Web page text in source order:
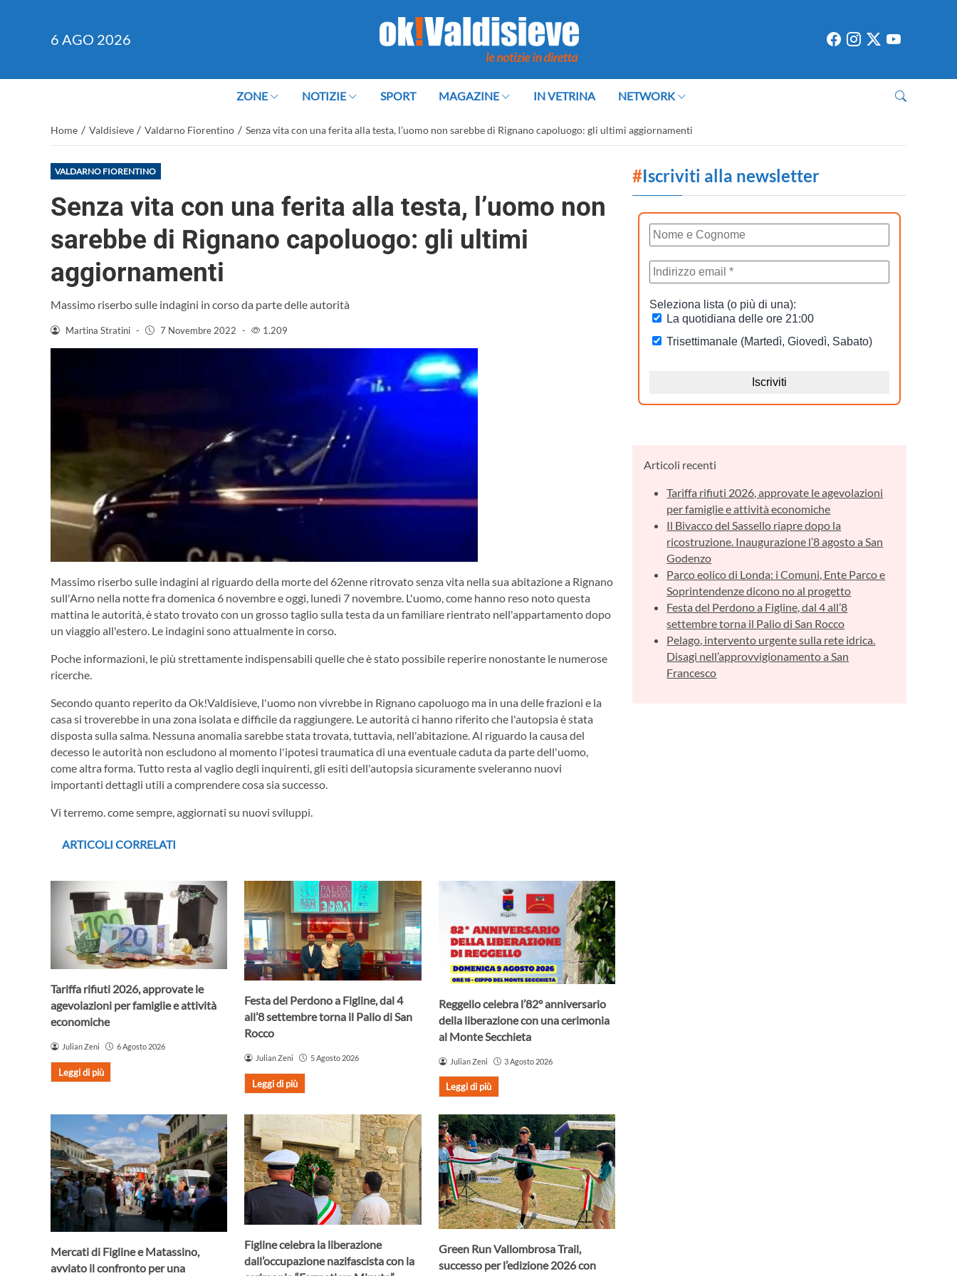
6 AGO 2026
ZONE NOTIZIE SPORT MAGAZINE IN VETRINA NETWORK
Home / Valdisieve / Valdarno Fiorentino / Senza vita con una ferita alla testa, l’uomo non sarebbe di Rignano capoluogo: gli ultimi aggiornamenti
VALDARNO FIORENTINO
Senza vita con una ferita alla testa, l’uomo non
sarebbe di Rignano capoluogo: gli ultimi
aggiornamenti
Massimo riserbo sulle indagini in corso da parte delle autorità
Martina Stratini - 7 Novembre 2022 - 1.209
Massimo riserbo sulle indagini al riguardo della morte del 62enne ritrovato senza vita nella sua abitazione a Rignano
sull'Arno nella notte fra domenica 6 novembre e oggi, lunedì 7 novembre. L'uomo, come hanno reso noto questa
mattina le autorità, è stato trovato con un grosso taglio sulla testa da un familiare rientrato nell'appartamento dopo
un viaggio all'estero. Le indagini sono attualmente in corso.
Poche informazioni, le più strettamente indispensabili quelle che è stato possibile reperire nonostante le numerose
ricerche.
Secondo quanto reperito da Ok!Valdisieve, l'uomo non vivrebbe in Rignano capoluogo ma in una delle frazioni e la
casa si troverebbe in una zona isolata e difficile da raggiungere. Le autorità ci hanno riferito che l'autopsia è stata
disposta sulla salma. Nessuna anomalia sarebbe stata trovata, tuttavia, nell'abitazione. Al riguardo la causa del
decesso le autorità non escludono al momento l'ipotesi traumatica di una eventuale caduta da parte dell'uomo,
come altra forma. Tutto resta al vaglio degli inquirenti, gli esiti dell'autopsia sicuramente sveleranno nuovi
importanti dettagli utili a comprendere cosa sia successo.
Vi terremo. come sempre, aggiornati su nuovi sviluppi.
ARTICOLI CORRELATI
Tariffa rifiuti 2026, approvate le
agevolazioni per famiglie e attività
economiche
Julian Zeni 6 Agosto 2026
Leggi di più
Festa del Perdono a Figline, dal 4
all’8 settembre torna il Palio di San
Rocco
Julian Zeni 5 Agosto 2026
Leggi di più
Reggello celebra l’82° anniversario
della liberazione con una cerimonia
al Monte Secchieta
Julian Zeni 3 Agosto 2026
Leggi di più
Mercati di Figline e Matassino,
avviato il confronto per una
Figline celebra la liberazione
dall’occupazione nazifascista con la
Green Run Vallombrosa Trail,
successo per l’edizione 2026 con
#Iscriviti alla newsletter
Articoli recenti
Tariffa rifiuti 2026, approvate le agevolazioni
per famiglie e attività economiche
Il Bivacco del Sassello riapre dopo la
ricostruzione. Inaugurazione l’8 agosto a San
Godenzo
Parco eolico di Londa: i Comuni, Ente Parco e
Soprintendenze dicono no al progetto
Festa del Perdono a Figline, dal 4 all’8
settembre torna il Palio di San Rocco
Pelago, intervento urgente sulla rete idrica.
Disagi nell’approvvigionamento a San
Francesco